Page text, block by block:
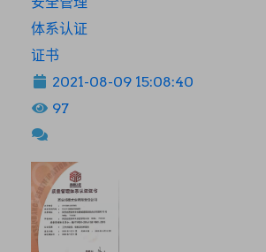
体系认证
证书
2021-08-09 15:08:40
97